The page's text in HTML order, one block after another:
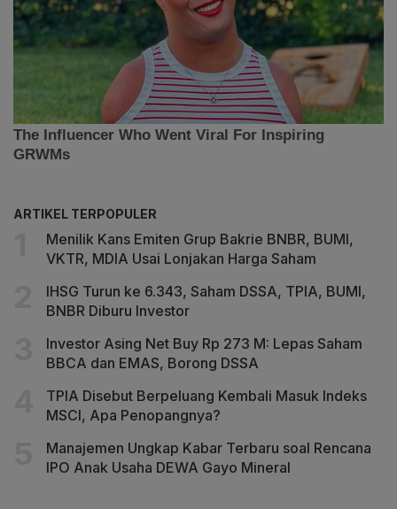
ARTIKEL TERPOPULER
Menilik Kans Emiten Grup Bakrie BNBR, BUMI,
VKTR, MDIA Usai Lonjakan Harga Saham
IHSG Turun ke 6.343, Saham DSSA, TPIA, BUMI,
BNBR Diburu Investor
Investor Asing Net Buy Rp 273 M: Lepas Saham
BBCA dan EMAS, Borong DSSA
TPIA Disebut Berpeluang Kembali Masuk Indeks
MSCI, Apa Penopangnya?
Manajemen Ungkap Kabar Terbaru soal Rencana
IPO Anak Usaha DEWA Gayo Mineral